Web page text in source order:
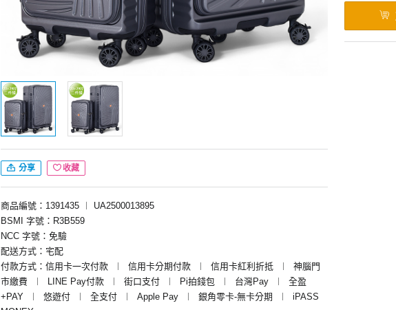
分享 收藏
商品編號：1391435 ︱
UA2500013895
BSMI 字號：R3B559
NCC 字號：免驗
配送方式：宅配
付款方式：信用卡一次付款
︱ 信用卡分期付款 ︱ 信用卡紅利折抵 ︱
神腦門
市繳費
︱ LINE Pay付款 ︱ 街口支付 ︱ Pi拍錢包 ︱ 台灣Pay ︱
全盈
+PAY
︱ 悠遊付 ︱ 全支付 ︱ Apple Pay ︱ 銀角零卡-無卡分期 ︱
iPASS